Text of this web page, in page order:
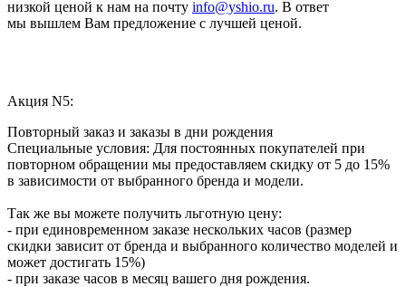
низкой ценой к нам на почту info@yshio.ru. В ответ
мы вышлем Вам предложение с лучшей ценой.
Акция N5:
Повторный заказ и заказы в дни рождения
Специальные условия: Для постоянных покупателей при
повторном обращении мы предоставляем скидку от 5 до 15%
в зависимости от выбранного бренда и модели.
Так же вы можете получить льготную цену:
- при единовременном заказе нескольких часов (размер
скидки зависит от бренда и выбранного количество моделей и
может достигать 15%)
- при заказе часов в месяц вашего дня рождения.